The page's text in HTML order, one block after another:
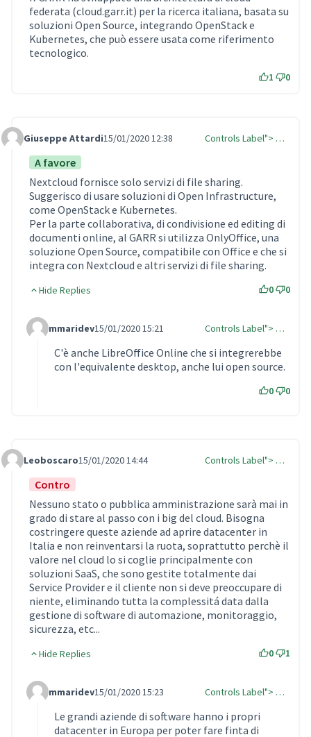
federata (cloud.garr.it) per la ricerca italiana, basata su
soluzioni Open Source, integrando OpenStack e
Kubernetes, che può essere usata come riferimento
tecnologico.
1 0
Comment Label
Giuseppe Attardi15/01/2020 12:38 Controls Label"> …
A favore
Nextcloud fornisce solo servizi di file sharing.
Suggerisco di usare soluzioni di Open Infrastructure,
come OpenStack e Kubernetes.
Per la parte collaborativa, di condivisione ed editing di
documenti online, al GARR si utilizza OnlyOffice, una
soluzione Open Source, compatibile con Office e che si
integra con Nextcloud e altri servizi di file sharing.
Hide Replies 0 0
Comment Label Reply
mmaridev15/01/2020 15:21 Controls Label"> …
C'è anche LibreOffice Online che si integrerebbe
con l'equivalente desktop, anche lui open source.
0 0
Comment Label
Leoboscaro15/01/2020 14:44 Controls Label"> …
Contro
Nessuno stato o pubblica amministrazione sarà mai in
grado di stare al passo con i big del cloud. Bisogna
costringere queste aziende ad aprire datacenter in
Italia e non reinventarsi la ruota, soprattutto perchè il
valore nel cloud lo si coglie principalmente con
soluzioni SaaS, che sono gestite totalmente dai
Service Provider e il cliente non si deve preoccupare di
niente, eliminando tutta la complessitá data dalla
gestione di software di automazione, monitoraggio,
sicurezza, etc...
Hide Replies 0 1
Comment Label Reply
mmaridev15/01/2020 15:23 Controls Label"> …
Le grandi aziende di software hanno i propri
datacenter in Europa per poter fare finta di